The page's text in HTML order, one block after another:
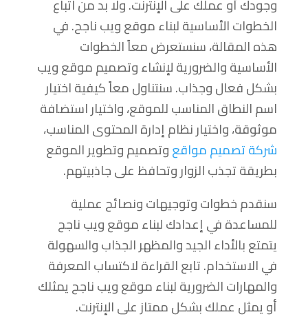
وجودك أو عملك على الإنترنت. ولا بد من اتباع
الخطوات الأساسية لبناء موقع ويب ناجح. في
هذه المقالة، سنستعرض معاً الخطوات
الأساسية والضرورية لإنشاء وتصميم موقع ويب
بشكل فعال وجذاب. سنتناول معاً كيفية اختيار
اسم النطاق المناسب للموقع، واختيار استضافة
موثوقة، واختيار نظام إدارة المحتوى المناسب،
شركة تصميم مواقعوتصميم وتطوير الموقع
بطريقة تجذب الزوار وتحافظ على جاذبيتهم.
سنقدم خطوات وتوجيهات ونصائح عملية
للمساعدة في إعدادك لبناء موقع ويب ناجح
يتمتع بالأداء الجيد والمظهر الجذاب والسهولة
في الاستخدام. تابع القراءة لاكتساب المعرفة
والمهارات الضرورية لبناء موقع ويب ناجح يمثلك
أو يمثل عملك بشكل ممتاز على الإنترنت.